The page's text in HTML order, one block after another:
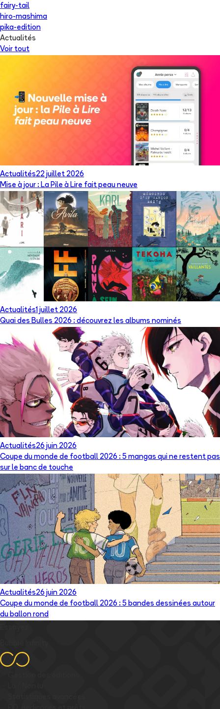
fairy-tail
hiro-mashima
pika-edition
Actualités
Voir tout
Actualités22 juillet 2026
Mise à jour : La Pile à Lire fait peau neuve
Actualités1 juillet 2026
Quai des Bulles 2026 : découvrez les albums nominés
Actualités26 juin 2026
Coupe du monde de football 2026 : 5 mangas qui ne restent pas
sur le banc de touche
Actualités26 juin 2026
Coupe du monde de football 2026 : 5 bandes dessinées autour
du ballon rond